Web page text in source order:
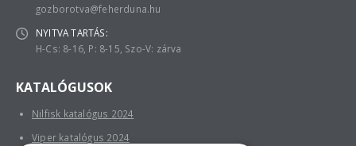
gozborotva@feherduna.hu
NYITVA TARTÁS:
H-Cs: 8-16, P: 8-15, Szo-V: zárva
KATALÓGUSOK
Nilfisk katalógus 2024
Viper katalógus 2024